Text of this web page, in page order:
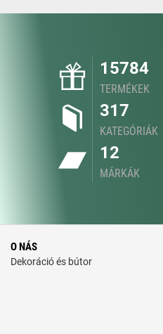
15784
TERMÉKEK
317
KATEGÓRIÁK
12
MÁRKÁK
O NÁS
Dekoráció és bútor